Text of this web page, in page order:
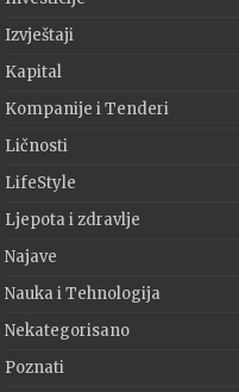
Izvještaji
Kapital
Kompanije i Tenderi
Ličnosti
LifeStyle
Ljepota i zdravlje
Najave
Nauka i Tehnologija
Nekategorisano
Poznati